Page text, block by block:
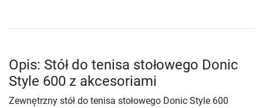
Opis: Stół do tenisa stołowego Donic
Style 600 z akcesoriami
Zewnętrzny stół do tenisa stołowego Donic Style 600